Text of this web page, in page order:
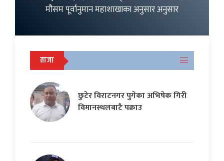
मौसम पूर्वानुमान महाशाखाका अनुसार अनुसार
ताजा
छुटेर विराटनगर पुगेका अभिषेक गिरी
विमानस्थलबाटै पक्राउ